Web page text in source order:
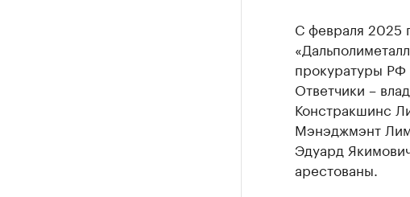
С февраля 2025
прокуратуры РФ
Ответчики –
Констракшинс
Мэнэджмэнт
Эдуард
арестованы.